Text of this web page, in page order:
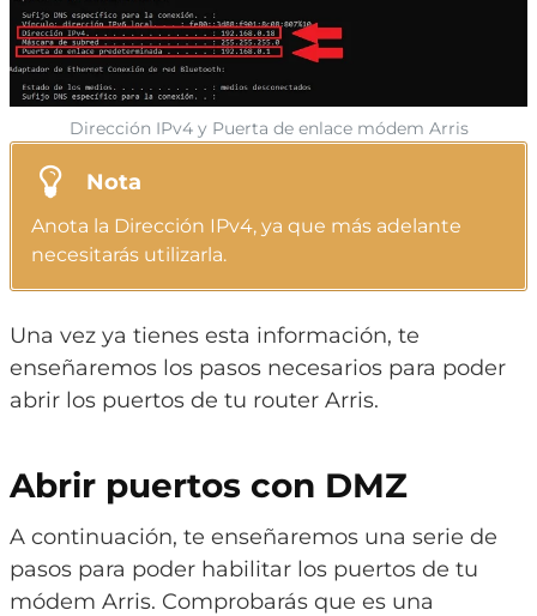
Dirección IPv4 y Puerta de enlace módem Arris
Nota
Anota la Dirección IPv4, ya que más adelante
necesitarás utilizarla.
Una vez ya tienes esta información, te
enseñaremos los pasos necesarios para poder
abrir los puertos de tu router Arris.
Abrir puertos con DMZ
A continuación, te enseñaremos una serie de
pasos para poder habilitar los puertos de tu
módem Arris. Comprobarás que es una